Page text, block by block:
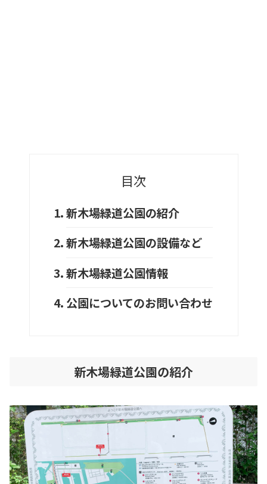
目次
新木場緑道公園の紹介
新木場緑道公園の設備など
新木場緑道公園情報
公園についてのお問い合わせ
新木場緑道公園の紹介